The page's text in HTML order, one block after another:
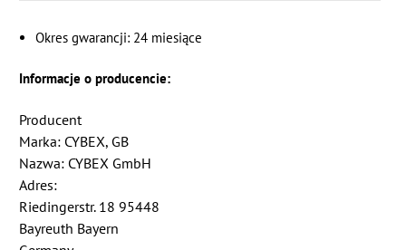
Okres gwarancji: 24 miesiące
Informacje o producencie:
Producent
Marka: CYBEX, GB
Nazwa: CYBEX GmbH
Adres:
Riedingerstr. 18 95448
Bayreuth Bayern